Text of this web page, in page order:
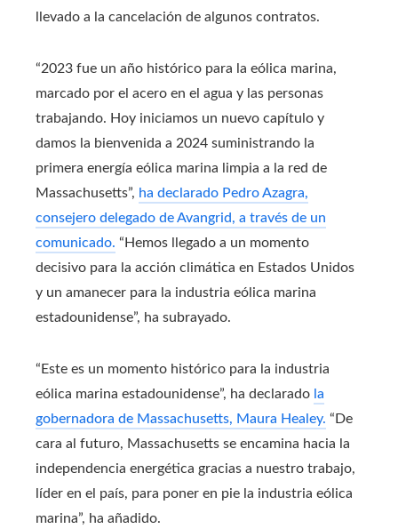
llevado a la cancelación de algunos contratos.
“2023 fue un año histórico para la eólica marina,
marcado por el acero en el agua y las personas
trabajando. Hoy iniciamos un nuevo capítulo y
damos la bienvenida a 2024 suministrando la
primera energía eólica marina limpia a la red de
Massachusetts”, ha declarado Pedro Azagra,
consejero delegado de Avangrid, a través de un
comunicado. “Hemos llegado a un momento
decisivo para la acción climática en Estados Unidos
y un amanecer para la industria eólica marina
estadounidense”, ha subrayado.
“Este es un momento histórico para la industria
eólica marina estadounidense”, ha declarado la
gobernadora de Massachusetts, Maura Healey. “De
cara al futuro, Massachusetts se encamina hacia la
independencia energética gracias a nuestro trabajo,
líder en el país, para poner en pie la industria eólica
marina”, ha añadido.